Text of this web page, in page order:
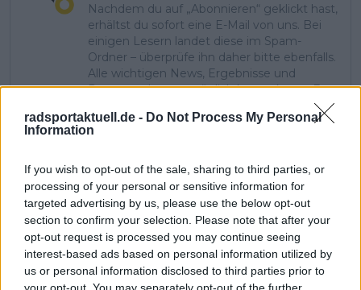
radsportaktuell.de - Do Not Process My Personal
Information
If you wish to opt-out of the sale, sharing to third parties, or
processing of your personal or sensitive information for
targeted advertising by us, please use the below opt-out
section to confirm your selection. Please note that after your
opt-out request is processed you may continue seeing
interest-based ads based on personal information utilized by
us or personal information disclosed to third parties prior to
your opt-out. You may separately opt-out of the further
Nachdem du auf „Abonnieren“ geklickt hast,
erhältst du sofort eine E-Mail von uns. Bei
einigen Lesern landet diese im Spam-
Ordner – überprüfe ihn daher bitte ebenfalls.
Alle wichtigen News, Ergebnisse und
Rennvorschauen – täglich kompakt per E-
Abonnieren
Nic Gayer
Redakteur
Nic Gayer ist seit 2022 im Journalismus tätig und begann
seine Laufbahn als freier Redakteur im Lokaljournalismus